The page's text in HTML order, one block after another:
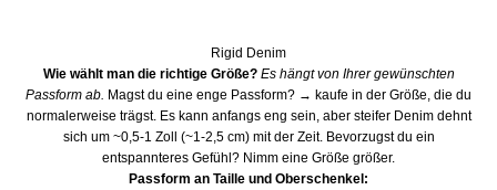
Rigid Denim
Wie wählt man die richtige Größe? Es hängt von Ihrer gewünschten
Passform ab. Magst du eine enge Passform? → kaufe in der Größe, die du
normalerweise trägst. Es kann anfangs eng sein, aber steifer Denim dehnt
sich um ~0,5-1 Zoll (~1-2,5 cm) mit der Zeit. Bevorzugst du ein
entspannteres Gefühl? Nimm eine Größe größer.
Passform an Taille und Oberschenkel: